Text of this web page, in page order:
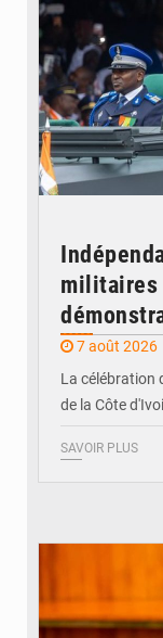
militaires
ivoirienne
7 août 2026
La célébration
de la Côte
SAVOIR PLUS